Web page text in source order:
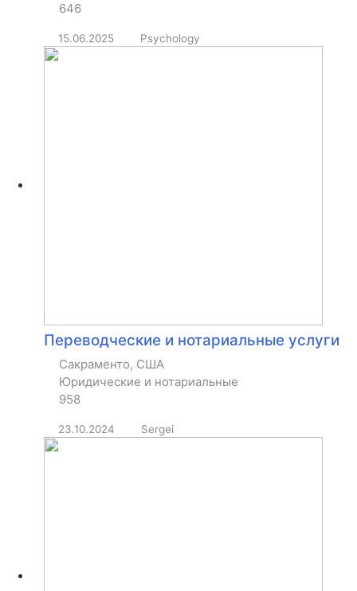
646
15.06.2025 Psychology
Переводческие и нотариальные услуги
Сакраменто, США
Юридические и нотариальные
958
23.10.2024 Sergei